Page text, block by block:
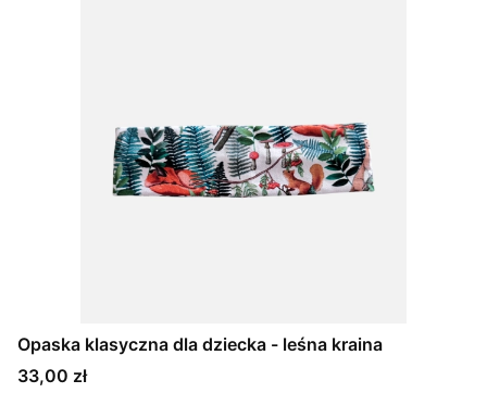
Opaska klasyczna dla dziecka - leśna kraina
Cena
33,00 zł